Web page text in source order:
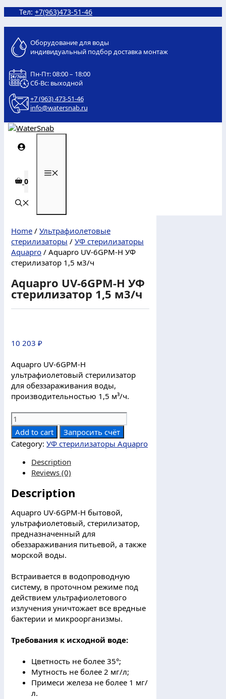
Перейти
Тел: +7(963)473-51-46
Оборудование для воды
индивидуальный подбор доставка монтаж
Пн-Пт: 08:00 – 18:00
Сб-Вс: выходной
+7 (963) 473-51-46
info@watersnab.ru
0
Home / Ультрафиолетовые
стерилизаторы / УФ стерилизаторы
Aquapro / Aquapro UV-6GPM-H УФ
стерилизатор 1,5 м3/ч
Aquapro UV-6GPM-H УФ
стерилизатор 1,5 м3/ч
10 203 ₽
Aquapro UV-6GPM-H
ультрафиолетовый стерилизатор
для обеззараживания воды,
производительностью 1,5 м³/ч.
Aquapro
UV-
6GPM-
H
стерилизатор
м3/
quantity
Add to cart
Запросить счёт
Category: УФ стерилизаторы Aquapro
Description
Reviews (0)
Description
Aquapro UV-6GPM-H бытовой,
ультрафиолетовый, стерилизатор,
предназначенный для
обеззараживания питьевой, а также
морской воды.
Встраивается в водопроводную
систему, в проточном режиме под
действием ультрафиолетового
излучения уничтожает все вредные
бактерии и микроорганизмы.
Требования к исходной воде:
Цветность не более 35°;
Мутность не более 2 мг/л;
Примеси железа не более 1 мг/
л.